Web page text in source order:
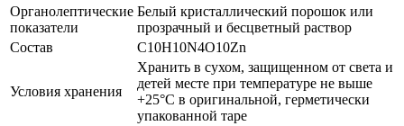
Органолептические
показатели
Белый кристаллический порошок или
прозрачный и бесцветный раствор
Состав
C10H10N4O10Zn
Условия хранения
Хранить в сухом, защищенном от света и
детей месте при температуре не выше
+25°С в оригинальной, герметически
упакованной таре